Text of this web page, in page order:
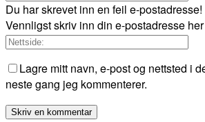
Du har skrevet inn en feil e-postadresse!
Vennligst skriv inn din e-postadresse her
Lagre mitt navn, e-post og nettsted i
neste gang jeg kommenterer.